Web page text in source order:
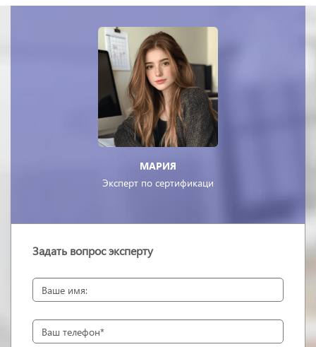
МАРИЯ
Эксперт по сертификаци
Задать вопрос эксперту